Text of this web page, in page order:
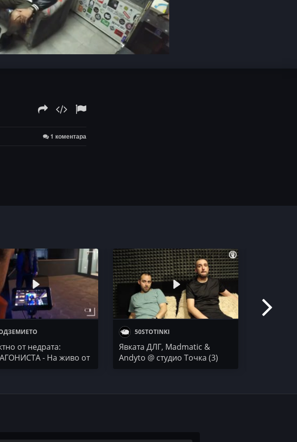
Open
quality
1 коментара
от недрата:
- На живо от
50STOTINKI
Явката ДЛГ, Madmatic &
Andyto @ студио Точка (3)